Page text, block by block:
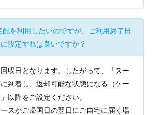
配を利用したいのですが、ご利用終了日
設定すれば良いですか？
収日となります。したがって、「スー
到着し、返却可能な状態になる（ケー
以降をご設定ください。
スがご帰国日の翌日にご自宅に届く場